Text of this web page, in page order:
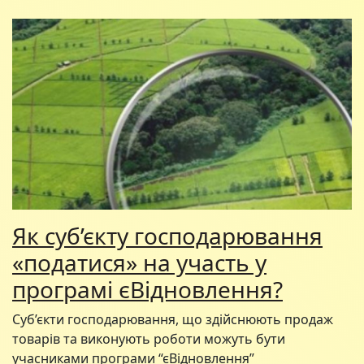
Як суб’єкту господарювання
«податися» на участь у
програмі єВідновлення?
Суб’єкти господарювання, що здійснюють продаж
товарів та виконують роботи можуть бути
учасниками програми “єВідновлення”